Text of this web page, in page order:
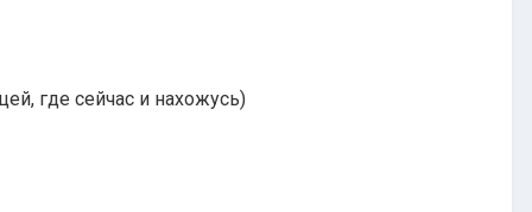
где сейчас и нахожусь)